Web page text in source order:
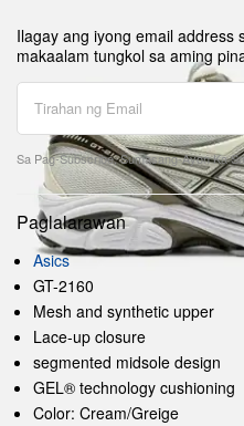
Ilagay ang iyong email address
makaalam tungkol sa aming
Sa Pag-Subscribe, Sumasang-Ayon Ka
Paglalarawan
Asics
GT-2160
Mesh and synthetic upper
Lace-up closure
segmented midsole design
GEL® technology cushioning
Color: Cream/Greige